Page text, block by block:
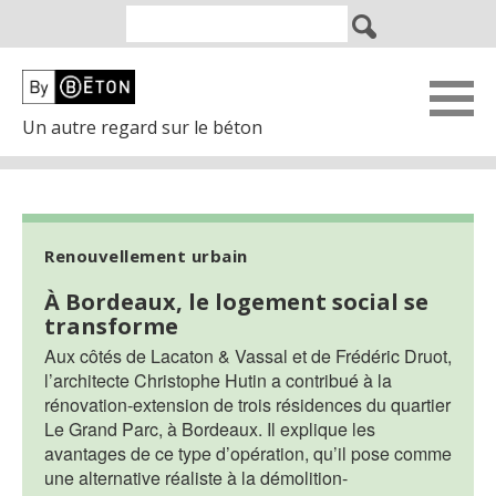
Un autre regard sur le béton
Renouvellement urbain
À Bordeaux, le logement social se
transforme
Aux côtés de Lacaton & Vassal et de Frédéric Druot,
l’architecte Christophe Hutin a contribué à la
rénovation-extension de trois résidences du quartier
Le Grand Parc, à Bordeaux. Il explique les
avantages de ce type d’opération, qu’il pose comme
une alternative réaliste à la démolition-